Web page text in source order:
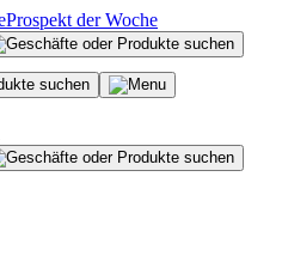
Prospekt der Woche